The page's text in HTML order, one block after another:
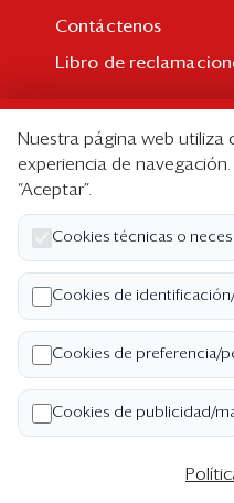
Contáctenos
Libro de
Suscripción individual
Paquetes corporativos
Edición Impresa
Nosotros
Quiénes somos
Código de ética
Términos y
Copyright ©2026
Nuestra página web utiliza
experiencia de navegación.
“Aceptar”.
Cookies técnicas o
Cookies de
Cookies de preferencia/
Cookies de publicidad/